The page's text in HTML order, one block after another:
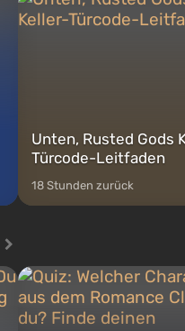
auf Amerika geöffnet wird.
Unten, Rusted Gods
Türcode-Leitfaden
18 Stunden zurück